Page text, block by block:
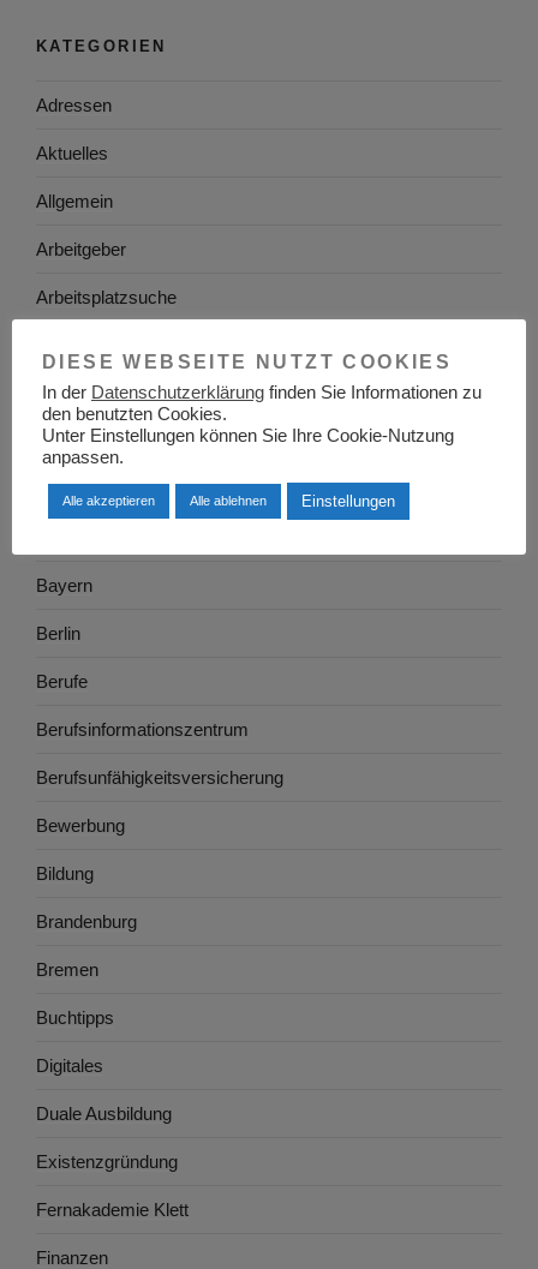
KATEGORIEN
Adressen
Aktuelles
Allgemein
Arbeitgeber
Arbeitsplatzsuche
Arbeitswelt
Arbeitszeugnis
Ausbildung
Bayern
Berlin
Berufe
Berufsinformationszentrum
Berufsunfähigkeitsversicherung
Bewerbung
Bildung
Brandenburg
Bremen
Buchtipps
Digitales
Duale Ausbildung
Existenzgründung
Fernakademie Klett
Finanzen
DIESE WEBSEITE NUTZT COOKIES
In der Datenschutzerklärung finden Sie Informationen zu
den benutzten Cookies.
Unter Einstellungen können Sie Ihre Cookie-Nutzung
anpassen.
Alle akzeptieren Alle ablehnen Einstellungen